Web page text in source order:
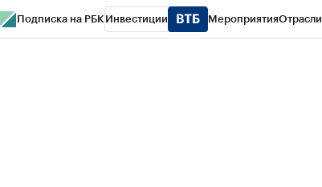
Подписка на РБК Инвестиции МероприятияОтрасли